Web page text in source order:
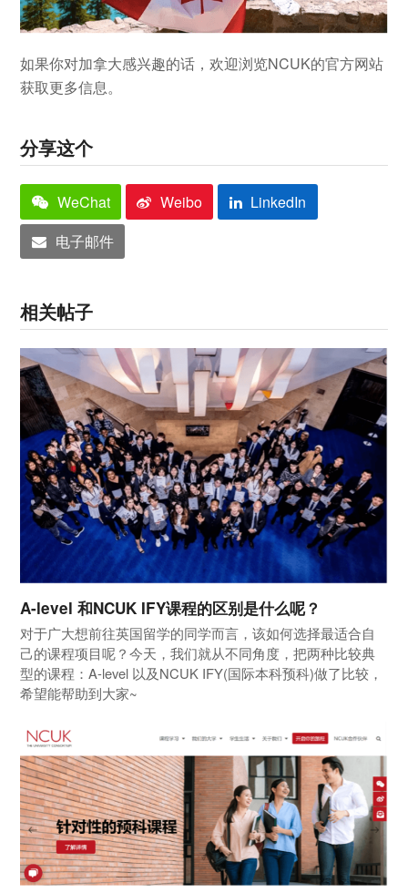
如果你对加拿大感兴趣的话，欢迎浏览NCUK的官方网站
获取更多信息。
分享这个
WeChat Weibo
LinkedIn
电子邮件
相关帖子
A-level 和NCUK IFY课程的区别是什么呢？
对于广大想前往英国留学的同学而言，该如何选择最适合自
己的课程项目呢？今天，我们就从不同角度，把两种比较典
型的课程：A-level 以及NCUK IFY(国际本科预科)做了比较，
希望能帮助到大家~